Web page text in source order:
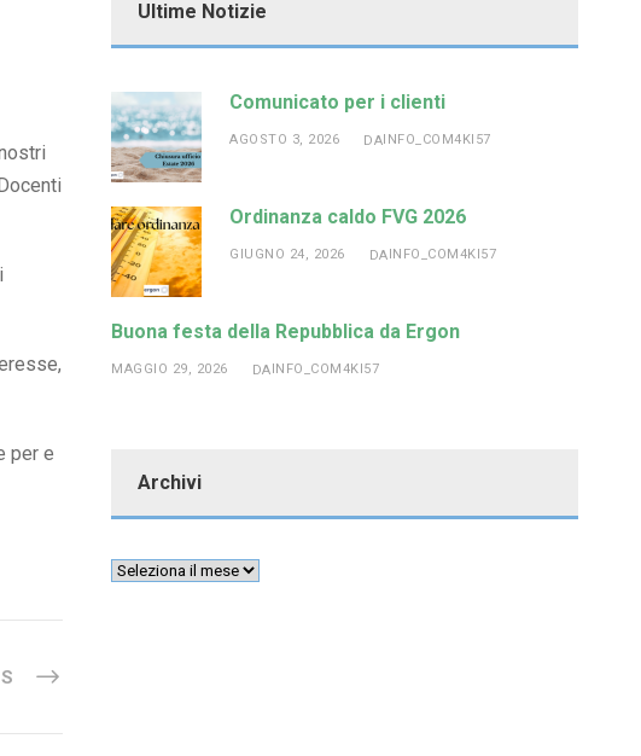
per e
Ultime Notizie
Comunicato per i clienti
AGOSTO 3, 2026 DAINFO_COM4KI57
Ordinanza caldo FVG 2026
GIUGNO 24, 2026 DAINFO_COM4KI57
Buona festa della Repubblica da Ergon
MAGGIO 29, 2026 DAINFO_COM4KI57
Archivi